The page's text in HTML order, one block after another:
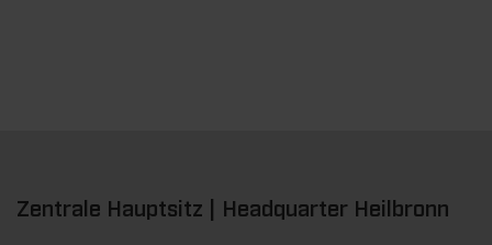
Zentrale Hauptsitz | Headquarter Heilbronn